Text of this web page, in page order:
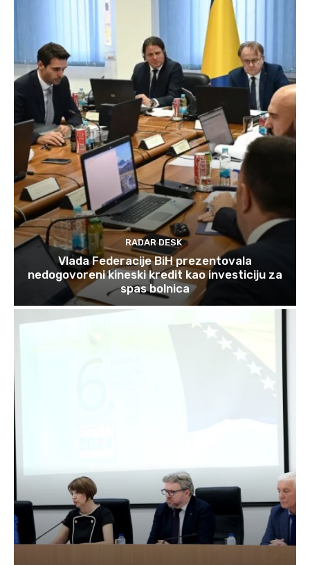
RADAR DESK
Vlada Federacije BiH prezentovala
nedogovoreni kineski kredit kao investiciju za
spas bolnica